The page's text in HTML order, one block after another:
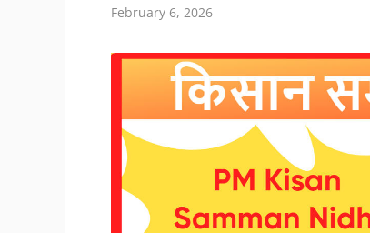
February 6, 2026